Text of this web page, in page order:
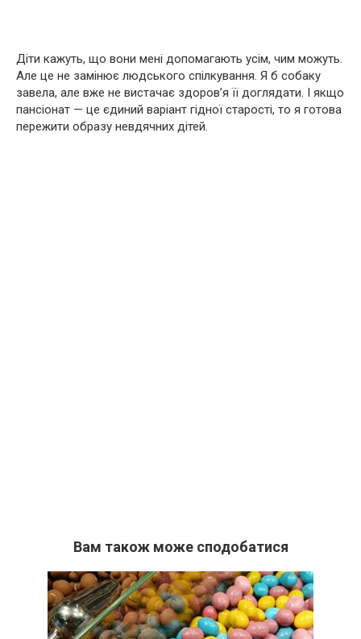
Діти кажуть, що вони мені допомагають усім, чим можуть.
Але це не замінює людського спілкування. Я б собаку
завела, але вже не вистачає здоров’я її доглядати. І якщо
пансіонат — це єдиний варіант гідної старості, то я готова
пережити образу невдячних дітей.
Вам також може сподобатися